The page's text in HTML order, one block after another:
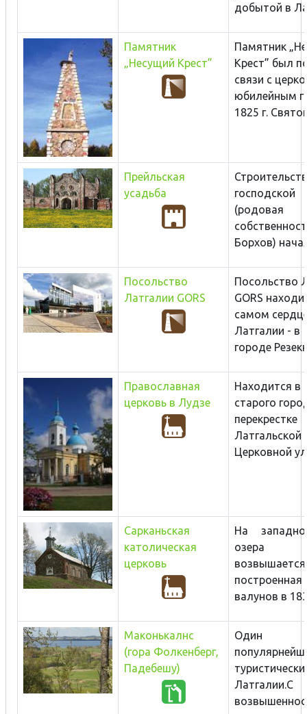
добытой в
Памятник
„Несущий Крест”
Памятник
Крест” был
связи с
юбилейным
1825 г.
Прейльская
усадьба
(родовая
Борхов)
Посольство
Латгалии GORS
Посольство
GORS
самом
Латгалии - в
городe
Православная
церковь в Лудзе
Находится в
старого
перекрестке
Латгальской
Церковной
Сарканьская
католическая
церковь
На
озера
возвышается
валунов в
Маконькалнс
(гора Фолкенберг,
Падебешу)
Латгалии.С